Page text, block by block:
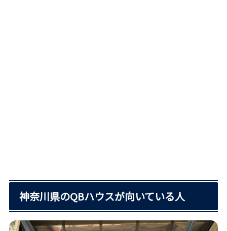
神奈川県のQBハウスが向いている人